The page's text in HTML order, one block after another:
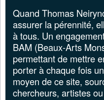
Quand Thomas
assurer la pérennité,
à tous. Un
BAM (Beaux-Arts
permettant de mettre
porter à chaque fois
moyen de ce site,
chercheurs, artistes